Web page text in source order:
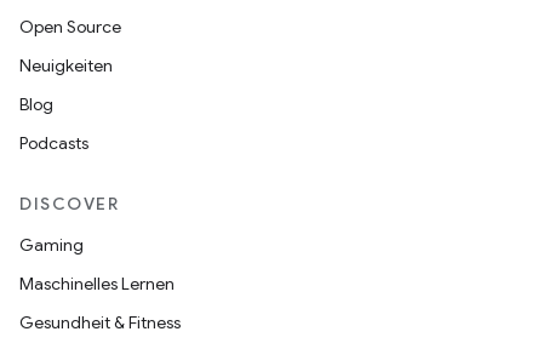
Open Source
Neuigkeiten
Blog
Podcasts
DISCOVER
Gaming
Maschinelles Lernen
Gesundheit & Fitness